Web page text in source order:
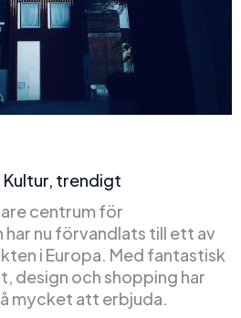
Kultur, trendigt
centrum för
nu förvandlats till ett av
i Europa. Med fantastisk
design och shopping har
mycket att erbjuda.